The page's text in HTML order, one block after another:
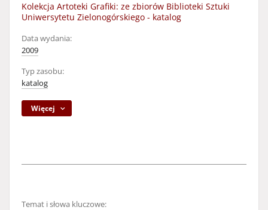
Kolekcja Artoteki Grafiki: ze zbiorów Biblioteki Sztuki
Uniwersytetu Zielonogórskiego - katalog
Data wydania:
2009
Typ zasobu:
katalog
Więcej
Temat i słowa kluczowe: